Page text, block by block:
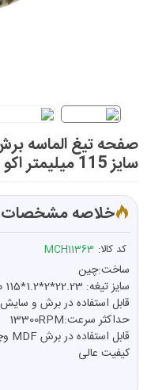
صفحه تیغ الماسه
سایز 115 میلیمتر اکو EKO مدل ECS-115
خلاصه
کد کالا: MCH11363
ساخت:چین
سایز تیغه: 22.23*2*1.2*115 میلی متر
قابل استفاده در برش و سایش MDF وچوب
حداکثر سرعت:13300RPM
قابل استفاده در برش MDF وچوب
کیفیت عالی